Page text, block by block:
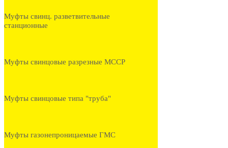
Муфты свинц. разветвительные
станционные
Муфты свинцовые разрезные МССР
Муфты свинцовые типа "труба"
Муфты газонепроницаемые ГМС